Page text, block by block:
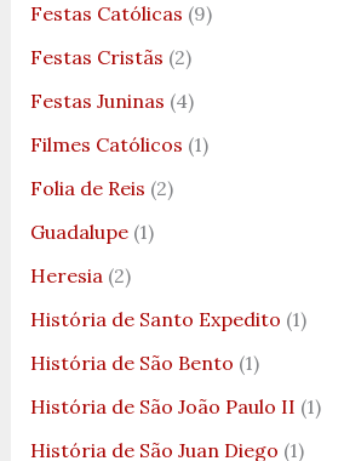
Festas Católicas (9)
Festas Cristãs (2)
Festas Juninas (4)
Filmes Católicos (1)
Folia de Reis (2)
Guadalupe(1)
Heresia(2)
História de Santo Expedito (1)
História de São Bento (1)
História de São João Paulo II (1)
História de São Juan Diego (1)